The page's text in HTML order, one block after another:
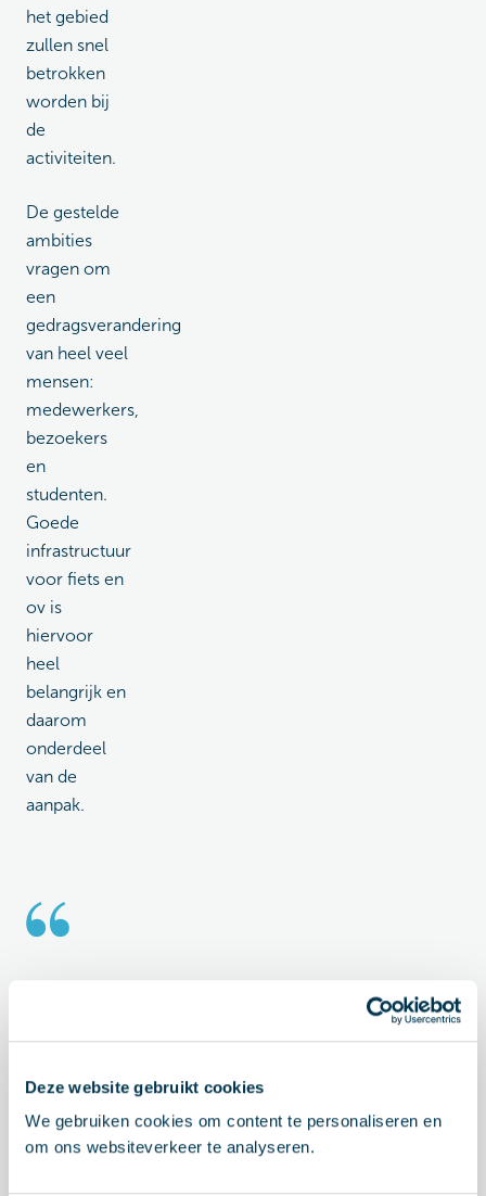
Deze website gebruikt cookies
We gebruiken cookies om content te personaliseren en
om ons websiteverkeer te analyseren.
het gebied
zullen snel
betrokken
worden bij
de
activiteiten.
De gestelde
ambities
vragen om
een
gedragsverandering
van heel veel
mensen:
medewerkers,
bezoekers
en
studenten.
Goede
infrastructuur
voor fiets en
ov is
hiervoor
heel
belangrijk en
daarom
onderdeel
van de
aanpak.
klimaatneutrale HU in 2030.
van belang. We hebben al een
flexibel jaarrooster voor onderwijs,